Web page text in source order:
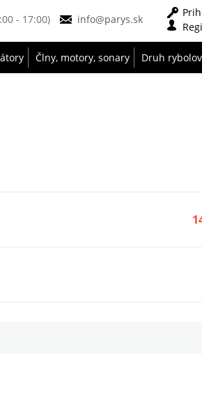
- 17:00) info@parys.sk
Člny, motory, sonary Druh